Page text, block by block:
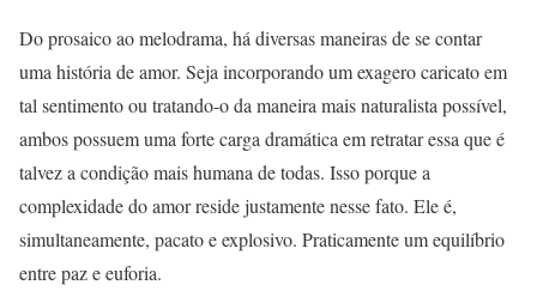
Do prosaico ao melodrama, há diversas maneiras de se contar
uma história de amor. Seja incorporando um exagero caricato em
tal sentimento ou tratando-o da maneira mais naturalista possível,
ambos possuem uma forte carga dramática em retratar essa que é
talvez a condição mais humana de todas. Isso porque a
complexidade do amor reside justamente nesse fato. Ele é,
simultaneamente, pacato e explosivo. Praticamente um equilíbrio
entre paz e euforia.